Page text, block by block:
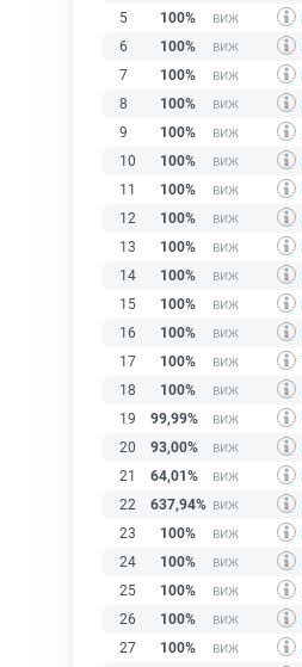
5
100%
6
100%
7
100%
8
100%
9
100%
10
100%
11
100%
12
100%
13
100%
14
100%
15
100%
16
100%
17
100%
18
100%
19
99,99%
20
93,00%
21
64,01%
22
637,94%
23
100%
24
100%
25
100%
26
100%
27
100%